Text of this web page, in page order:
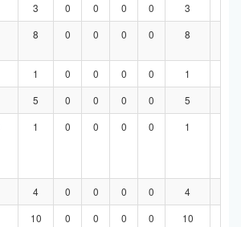
3 0 0 0 0 3
8 0 0 0 0 8
1 0 0 0 0 1
5 0 0 0 0 5
1 0 0 0 0 1
4 0 0 0 0 4
10 0 0 0 0 10